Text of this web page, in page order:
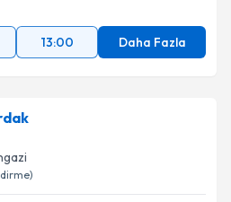
13:00 Daha Fazla